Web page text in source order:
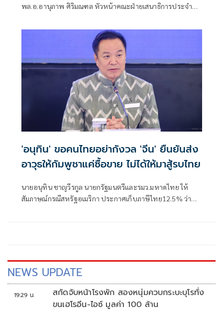
พล.อ.อานุภาพ ศิริมณฑล หัวหน้าคณะฝ่ายเสนาธิการประจำผู้
ด้วย พล.ท.ชัยรัตน์ ธรรมชาติ หัวหน้าสำนักงานคณะฝ่าย
เสนาธิการประจำผู้บังคับบัญชา พล.ท.นฤดล สุขมา ผู้บัญชาการ
หน่วยบัญชาการรักษาดินแดน
'อนุทิน' ขอคนไทยอย่ากังวล 'จีน' ยืนยันส่ง
อาวุธให้กัมพูชาแค่ซื้อขาย ไม่ได้ให้มาสู้รบไทย
นายอนุทิน ชาญวีรกูล นายกรัฐมนตรีและรมว.มหาดไทย ให้
สัมภาษณ์กรณีสหรัฐอเมริกา ประกาศเก็บภาษีไทย12.5% ว่า
NEWS UPDATE
19:29 น.
สกัดจับหน้าโรงพัก สองหนุ่มควบกระบะบุโรทั่ง
ขนเฮโรอีน-ไอซ์ มูลค่า 100 ล้าน